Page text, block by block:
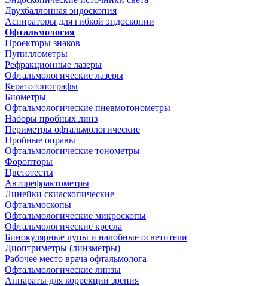
Двухбаллонная эндоскопия
Аспираторы для гибкой эндоскопии
Офтальмология
Проекторы знаков
Пупиллометры
Рефракционные лазеры
Офтальмологические лазеры
Кератотопографы
Биометры
Офтальмологические пневмотонометры
Наборы пробных линз
Периметры офтальмологические
Пробные оправы
Офтальмологические тонометры
Форопторы
Цветотесты
Авторефрактометры
Линейки скиаскопические
Офтальмоскопы
Офтальмологические микроскопы
Офтальмологические кресла
Бинокулярные лупы и налобные осветители
Диоптриметры (линзметры)
Рабочее место врача офтальмолога
Офтальмологические линзы
Аппараты для коррекции зрения